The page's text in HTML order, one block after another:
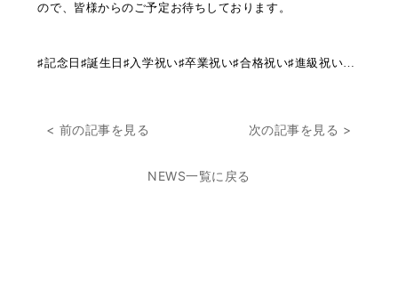
ので、皆様からのご予定お待ちしております。
♯記念日♯誕生日♯入学祝い♯卒業祝い♯合格祝い♯進級祝い…
< 前の記事を見る 次の記事を見る >
NEWS一覧に戻る